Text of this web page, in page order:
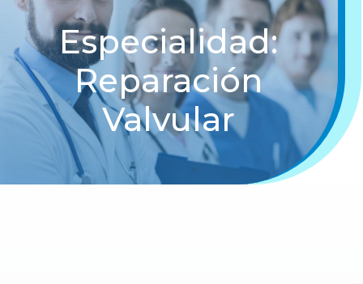
Especialidad:
Reparación
Valvular